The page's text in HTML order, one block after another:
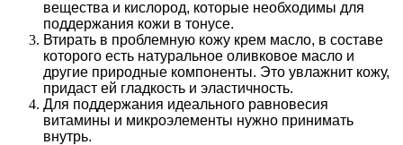
вещества и кислород, которые необходимы для
поддержания кожи в тонусе.
Втирать в проблемную кожу крем масло, в составе
которого есть натуральное оливковое масло и
другие природные компоненты. Это увлажнит кожу,
придаст ей гладкость и эластичность.
Для поддержания идеального равновесия
витамины и микроэлементы нужно принимать
внутрь.